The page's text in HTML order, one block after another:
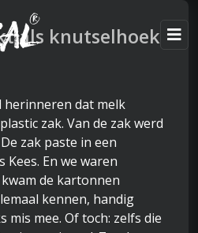
als knutselhoek
herinneren dat melk
zak. Van de zak werd
zak paste in een
Kees. En we waren
de kartonnen
kennen, handig
mis mee. Of toch: zelfs die